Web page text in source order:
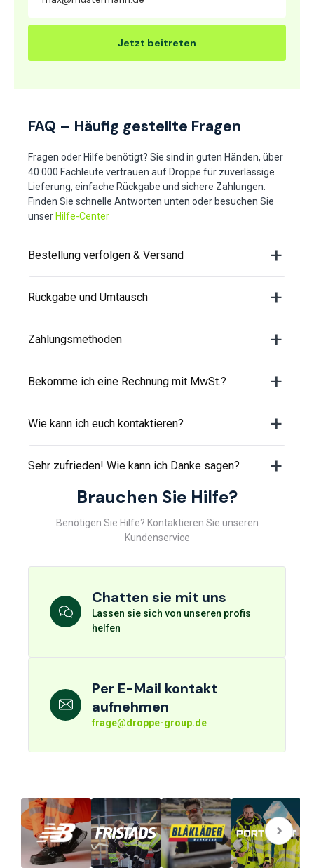
Jetzt beitreten
FAQ – Häufig gestellte Fragen
Fragen oder Hilfe benötigt? Sie sind in guten Händen, über
40.000 Fachleute vertrauen auf Droppe für zuverlässige
Lieferung, einfache Rückgabe und sichere Zahlungen.
Finden Sie schnelle Antworten unten oder besuchen Sie
unserHilfe-Center
Bestellung verfolgen & Versand
Rückgabe und Umtausch
Zahlungsmethoden
Bekomme ich eine Rechnung mit MwSt.?
Wie kann ich euch kontaktieren?
Sehr zufrieden! Wie kann ich Danke sagen?
Brauchen Sie Hilfe?
Benötigen Sie Hilfe? Kontaktieren Sie unseren
Kundenservice
Chatten sie mit uns
Lassen sie sich von unseren profis
helfen
Per E-Mail kontakt
aufnehmen
frage@droppe-group.de